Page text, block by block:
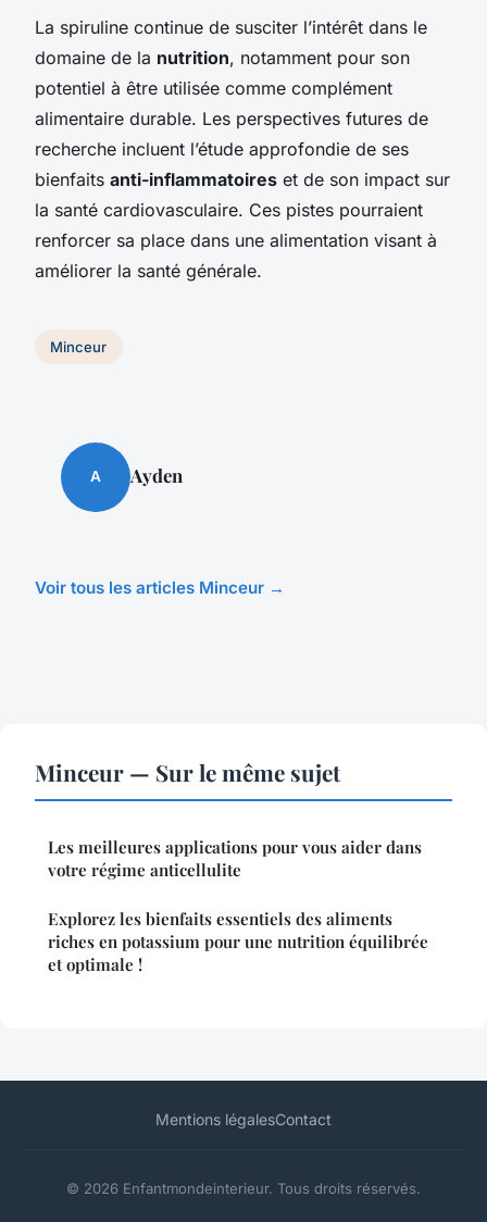
La spiruline continue de susciter l’intérêt dans le
domaine de la nutrition, notamment pour son
potentiel à être utilisée comme complément
alimentaire durable. Les perspectives futures de
recherche incluent l’étude approfondie de ses
bienfaits anti-inflammatoires et de son impact sur
la santé cardiovasculaire. Ces pistes pourraient
renforcer sa place dans une alimentation visant à
améliorer la santé générale.
Minceur
A Ayden
Voir tous les articles Minceur →
Minceur — Sur le même sujet
Les meilleures applications pour vous aider dans
votre régime anticellulite
Explorez les bienfaits essentiels des aliments
riches en potassium pour une nutrition équilibrée
et optimale !
Mentions légalesContact
© 2026 Enfantmondeinterieur. Tous droits réservés.